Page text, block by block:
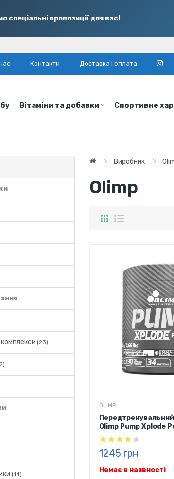
спеціальні пропозиції для вас!
Контакти Доставка і оплата
Вітаміни та добавки Спортивне
(23)
(14)
Виробник
Olimp
OLIMP
Olimp Pump Xplode
(фруктовий пунш)
1245 грн
Немає в наявності